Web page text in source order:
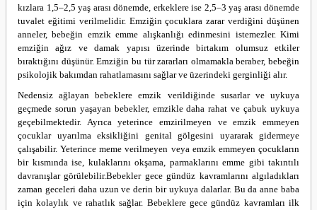
kızlara 1,5–2,5 yaş arası dönemde, erkeklere ise 2,5–3 yaş arası dönemde
tuvalet eğitimi verilmelidir. Emziğin çocuklara zarar verdiğini düşünen
anneler, bebeğin emzik emme alışkanlığı edinmesini istemezler. Kimi
emziğin ağız ve damak yapısı üzerinde birtakım olumsuz etkiler
bıraktığını düşünür. Emziğin bu tür zararları olmamakla beraber, bebeğin
psikolojik bakımdan rahatlamasını sağlar ve üzerindeki gerginliği alır.
Nedensiz ağlayan bebeklere emzik verildiğinde susarlar ve uykuya
geçmede sorun yaşayan bebekler, emzikle daha rahat ve çabuk uykuya
geçebilmektedir. Ayrıca yeterince emzirilmeyen ve emzik emmeyen
çocuklar uyarılma eksikliğini genital gölgesini uyararak gidermeye
çalışabilir. Yeterince meme verilmeyen veya emzik emmeyen çocukların
bir kısmında ise, kulaklarını okşama, parmaklarını emme gibi takıntılı
davranışlar görülebilir.Bebekler gece gündüz kavramlarını algıladıkları
zaman geceleri daha uzun ve derin bir uykuya dalarlar. Bu da anne baba
için kolaylık ve rahatlık sağlar. Bebeklere gece gündüz kavramları ilk